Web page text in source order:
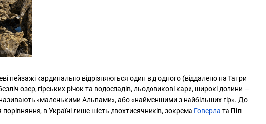
пейзажі кардинально відрізняються один від одного (віддалено на Татри
озер, гірських річок та водоспадів, льодовикові кари, широкі долини —
називають «маленькими Альпами», або «найменшими з найбільших гір». До
порівняння, в Україні лише шість двохтисячників, зокрема Говерла та Піп